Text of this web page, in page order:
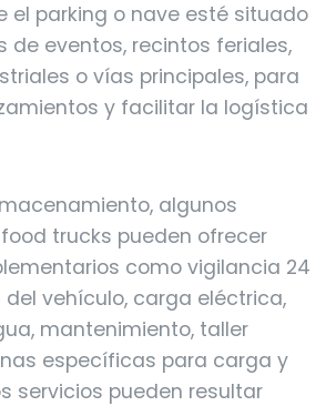
el parking o nave esté situado
de eventos, recintos feriales,
o vías principales, para
y facilitar la logística
algunos
trucks pueden ofrecer
como vigilancia 24
del vehículo, carga eléctrica,
mantenimiento, taller
específicas para carga y
servicios pueden resultar